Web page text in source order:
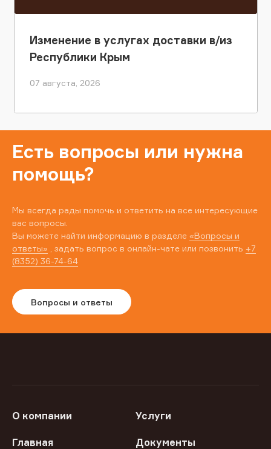
Изменение в услугах доставки в/из
Республики Крым
07 августа, 2026
Есть вопросы или нужна
помощь?
Мы всегда рады помочь и ответить на все интересующие
вас вопросы.
Вы можете найти информацию в разделе «Вопросы и
ответы» , задать вопрос в онлайн-чате или позвонить +7
(8352) 36-74-64
Вопросы и ответы
О компании Услуги
Главная Документы